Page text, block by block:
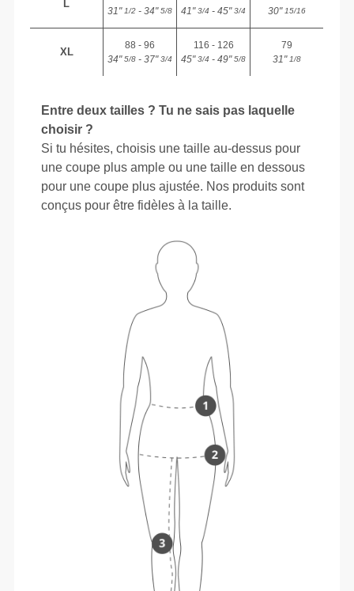
L
31"1/2 - 34"5/8
41"3/4 - 45"3/4
30"15/16
XL
88 - 96
34"5/8 - 37"3/4
116 - 126
45"3/4 - 49"5/8
79
31"1/8
Entre deux tailles ? Tu ne sais pas laquelle
choisir ?
Si tu hésites, choisis une taille au-dessus pour
une coupe plus ample ou une taille en dessous
pour une coupe plus ajustée. Nos produits sont
conçus pour être fidèles à la taille.